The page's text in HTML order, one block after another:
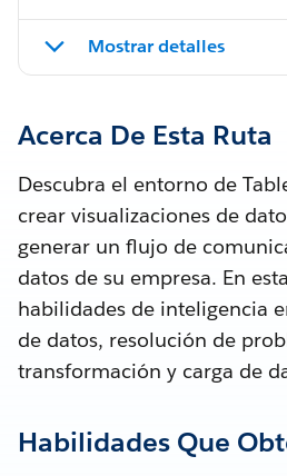
Mostrar detalles
Acerca De Esta Ruta
Descubra el entorno de
crear visualizaciones de
generar un flujo de
datos de su empresa. En
habilidades de inteligencia
de datos, resolución de
transformación y carga de
Habilidades Que